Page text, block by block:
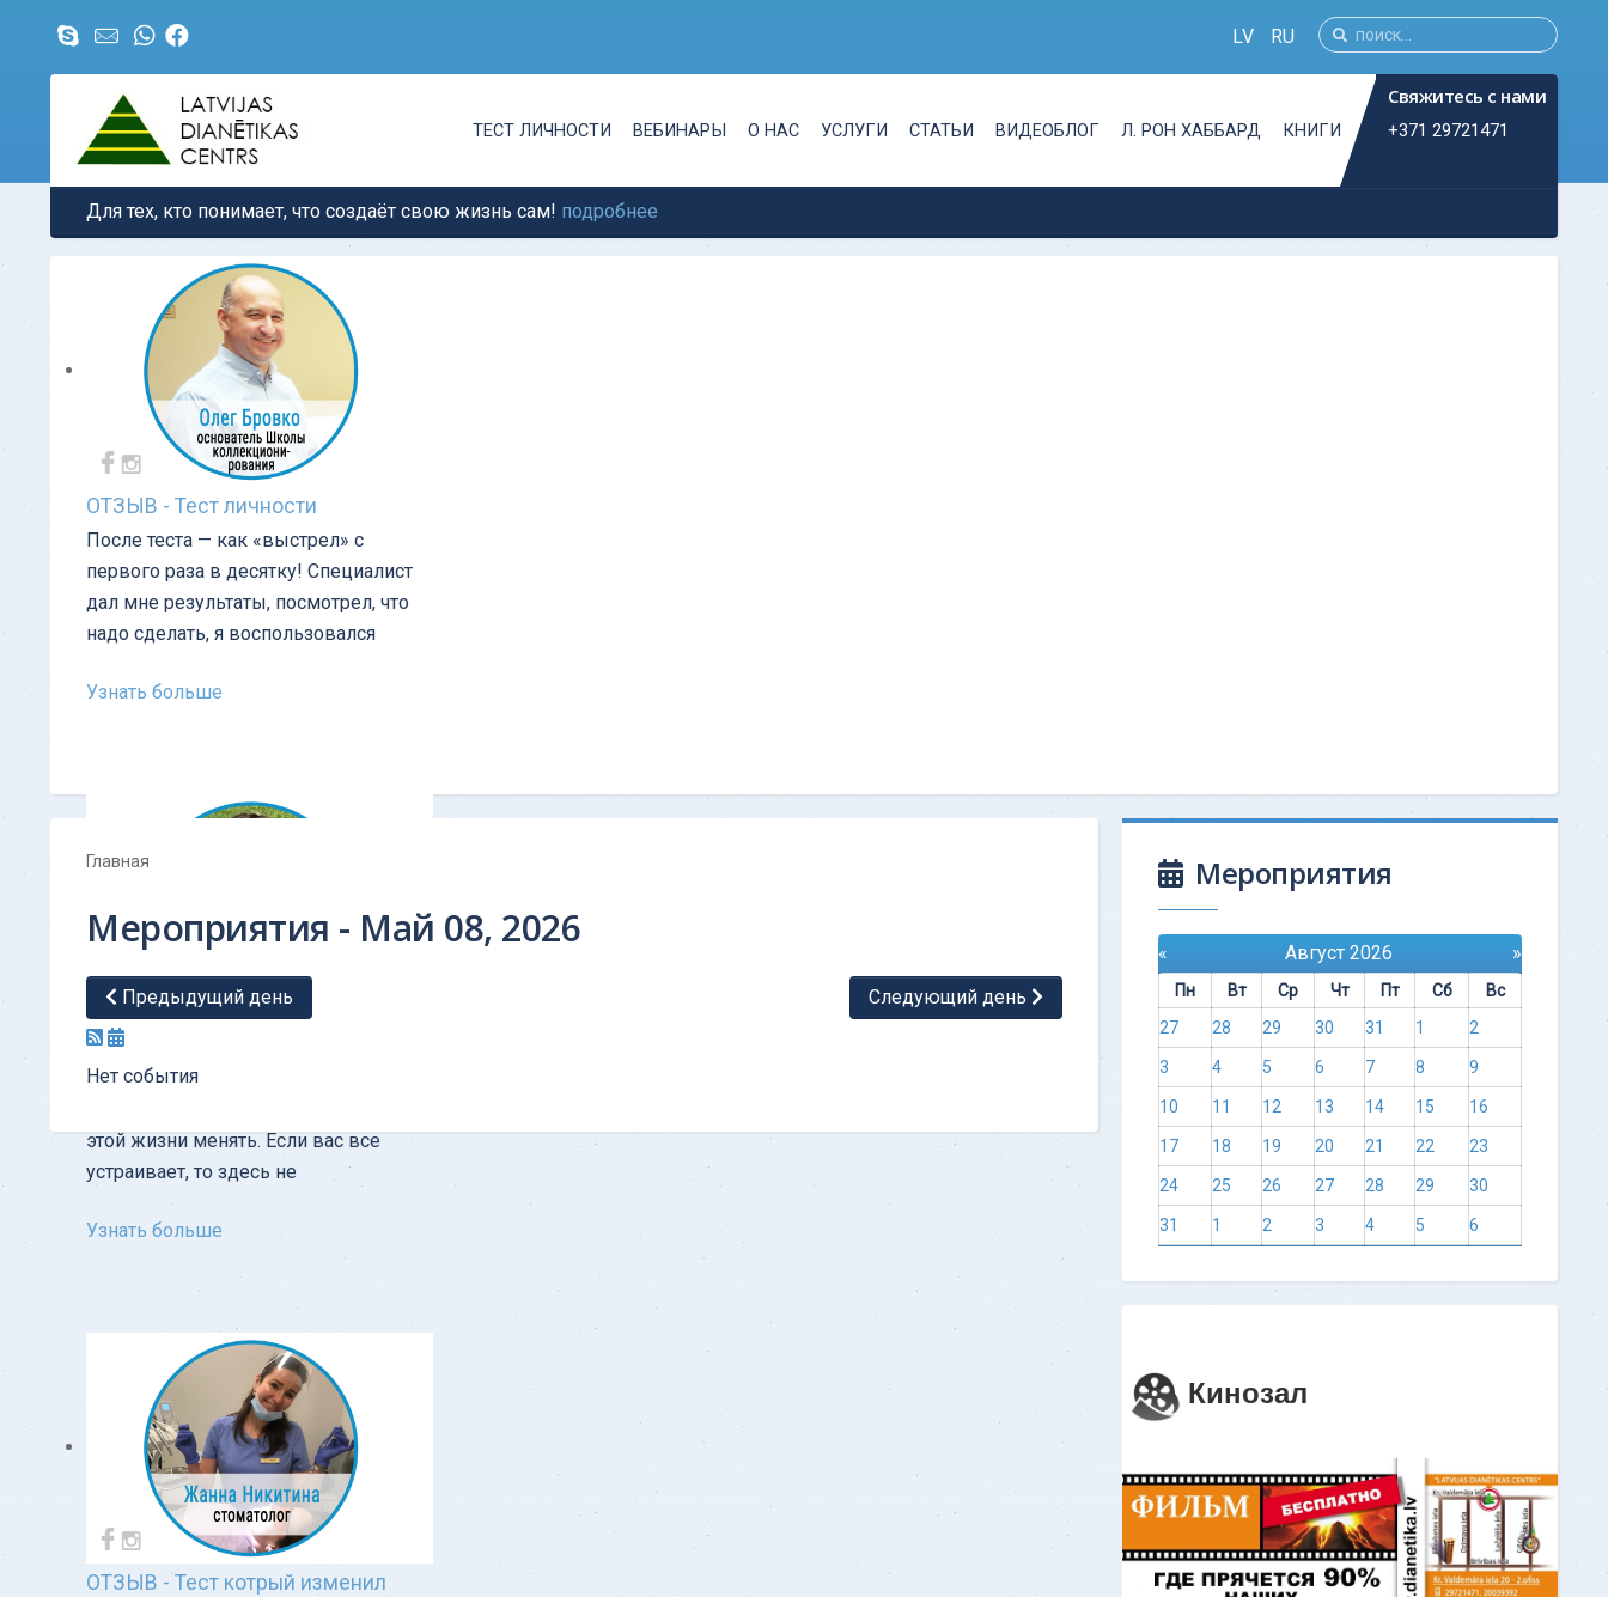
LV RU
ТЕСТ ЛИЧНОСТИ ВЕБИНАРЫ О НАС УСЛУГИ СТАТЬИ ВИДЕОБЛОГ Л. РОН ХАББАРД КНИГИ
Свяжитесь с нами
+371 29721471
Для тех, кто понимает, что создаёт свою жизнь сам! подробнее
ОТЗЫВ - Тест личности
После теста — как «выстрел» с
первого раза в десятку! Cпециалист
дал мне результаты, посмотрел, что
надо сделать, я воспользовался
Узнать больше
ОТЗЫВ - Тест личности
Советую всем пойти и попробовать.
этой жизни менять. Если вас все
устраивает, то здесь не
Узнать больше
ОТЗЫВ - Тест котрый изменил
Главная
Мероприятия - Май 08, 2026
Предыдущий день Следующий день
Нет события
Мероприятия
« Август 2026 »
Пн Вт Ср Чт Пт Сб
Вс
27
28 29 30 31 1 2
3 4 5 6 7 8 9
10 11 12 13 14 15 16
17 18 19 20 21 22 23
24 25 26 27 28 29 30
31 1 2 3 4 5 6
Кинозал